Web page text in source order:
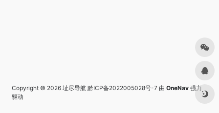
Copyright © 2026 址尽导航 黔ICP备2022005028号-7 由 OneNav 强力
驱动